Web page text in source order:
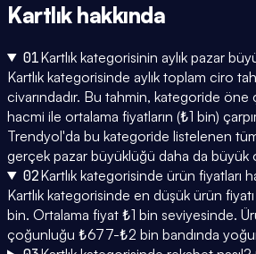
Kartlıkhakkında
01Kartlık kategorisinin aylık pazar
Kartlık kategorisinde aylık toplam ciro
civarındadır. Bu tahmin, kategoride öne
hacmi ile ortalama fiyatların (₺1 bin)
Trendyol'da bu kategoride listelenen
gerçek pazar büyüklüğü daha da büyük
02Kartlık kategorisinde ürün fiyatları
Kartlık kategorisinde en düşük ürün
bin. Ortalama fiyat ₺1 bin seviyesinde.
çoğunluğu ₺677-₺2 bin bandında